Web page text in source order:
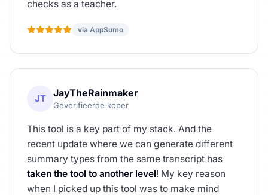
checks as a teacher.
via AppSumo
JT JayTheRainmaker
Geverifieerde koper
This tool is a key part of my stack. And the
recent update where we can generate different
summary types from the same transcript has
taken the tool to another level! My key reason
when I picked up this tool was to make mind